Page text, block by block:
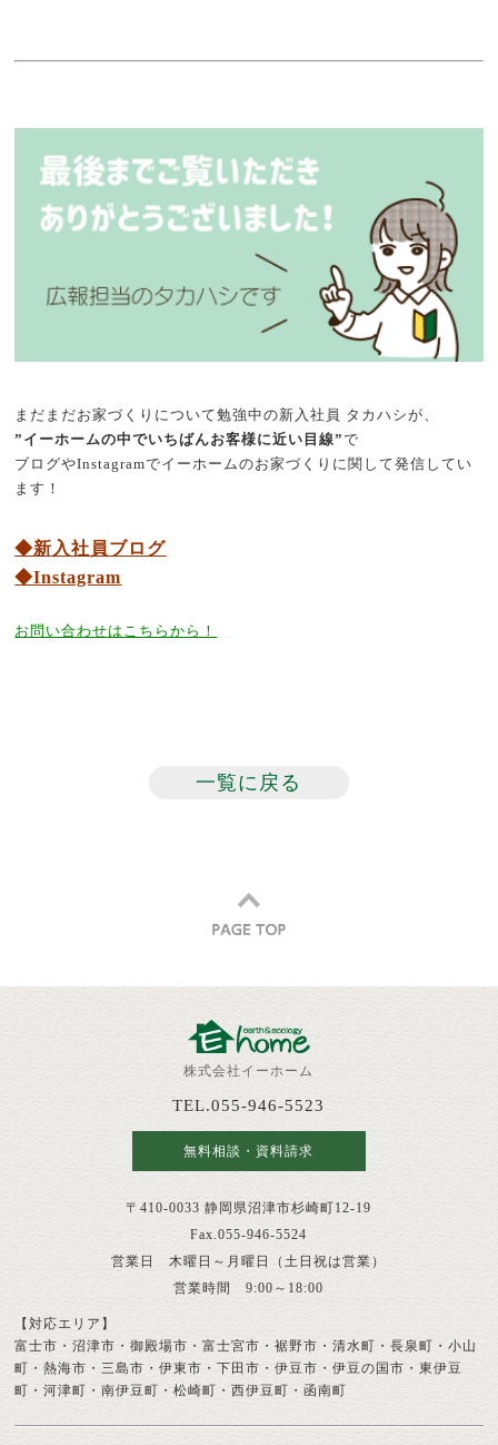
まだまだお家づくりについて勉強中の新入社員 タカハシが、
”イーホームの中でいちばんお客様に近い目線”で
ブログやInstagramでイーホームのお家づくりに関して発信してい
ます！
◆新入社員ブログ
◆Instagram
お問い合わせはこちらから！
一覧に戻る
株式会社イーホーム
TEL.055-946-5523
無料相談・資料請求
〒410-0033 静岡県沼津市杉崎町12-19
Fax.055-946-5524
営業日 木曜日～月曜日（土日祝は営業）
営業時間 9:00～18:00
【対応エリア】
富士市・沼津市・御殿場市・富士宮市・裾野市・清水町・長泉町・小山
町・熱海市・三島市・伊東市・下田市・伊豆市・伊豆の国市・東伊豆
町・河津町・南伊豆町・松崎町・西伊豆町・函南町